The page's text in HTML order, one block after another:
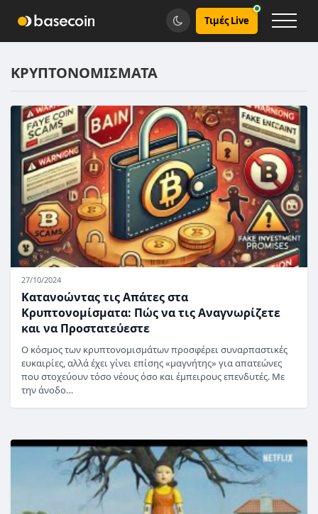
Τιμές Live
ΚΡΥΠΤΟΝΟΜΙΣΜΑΤΑ
27/10/2024
Κατανοώντας τις Απάτες στα
Κρυπτονομίσματα: Πώς να τις Αναγνωρίζετε
και να Προστατεύεστε
Ο κόσμος των κρυπτονομισμάτων προσφέρει συναρπαστικές
ευκαιρίες, αλλά έχει γίνει επίσης «μαγνήτης» για απατεώνες
που στοχεύουν τόσο νέους όσο και έμπειρους επενδυτές. Με
την άνοδο…